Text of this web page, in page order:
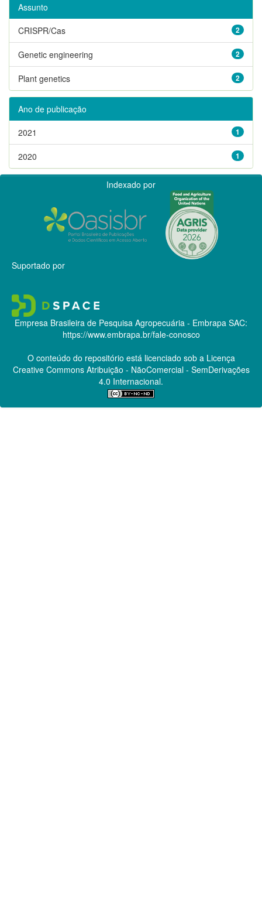
Assunto
2
CRISPR/Cas
2
Genetic engineering
2
Plant genetics
Ano de publicação
1
2021
1
2020
Indexado por
Suportado por
Empresa Brasileira de Pesquisa Agropecuária - Embrapa SAC:
https://www.embrapa.br/fale-conosco
O conteúdo do repositório está licenciado sob a Licença
Creative CommonsAtribuição - NãoComercial - SemDerivações
4.0 Internacional.